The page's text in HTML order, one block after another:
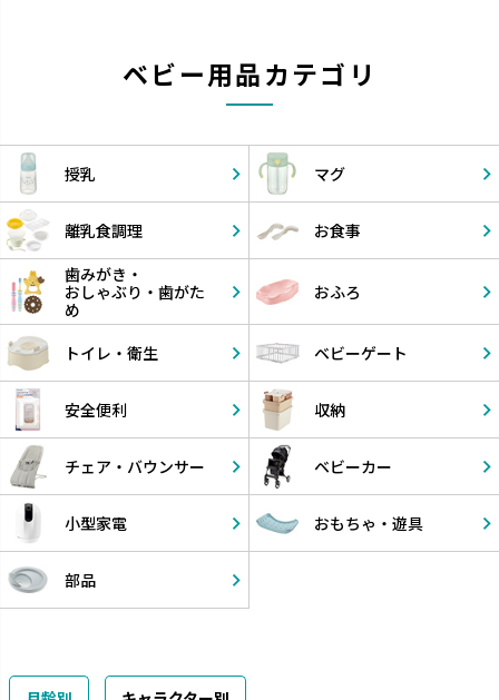
ベビー用品カテゴリ
授乳 マグ
離乳食調理
お食事
歯みがき・
おしゃぶり・ 歯がた
め
おふろ
トイレ・衛生 ベビーゲート
安全便利 収納
チェア・ バウンサー ベビーカー
小型家電 おもちゃ・ 遊具
部品